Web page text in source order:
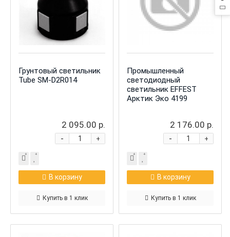
Грунтовый светильник
Tube SM-D2R014
2 095.00 р.
+
-
В корзину
Купить в 1 клик
Промышленный
светодиодный
светильник EFFEST
Арктик Эко 4199
2 176.00 р.
+
-
В корзину
Купить в 1 клик